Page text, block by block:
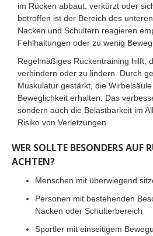
im Rücken abbaut, verkürzt oder
betroffen ist der Bereich des
Nacken und Schultern reagieren
Fehlhaltungen oder zu wenig
Regelmäßiges Rückentraining hilft,
verhindern oder zu lindern. Durch
Muskulatur gestärkt, die
Beweglichkeit erhalten. Das
sondern auch die Belastbarkeit im
Risiko von Verletzungen.
WER SOLLTE BESONDERS AUF
ACHTEN?
Menschen mit überwiegend
Personen mit bestehenden
Nacken oder Schulterbereich
Sportler mit einseitigem